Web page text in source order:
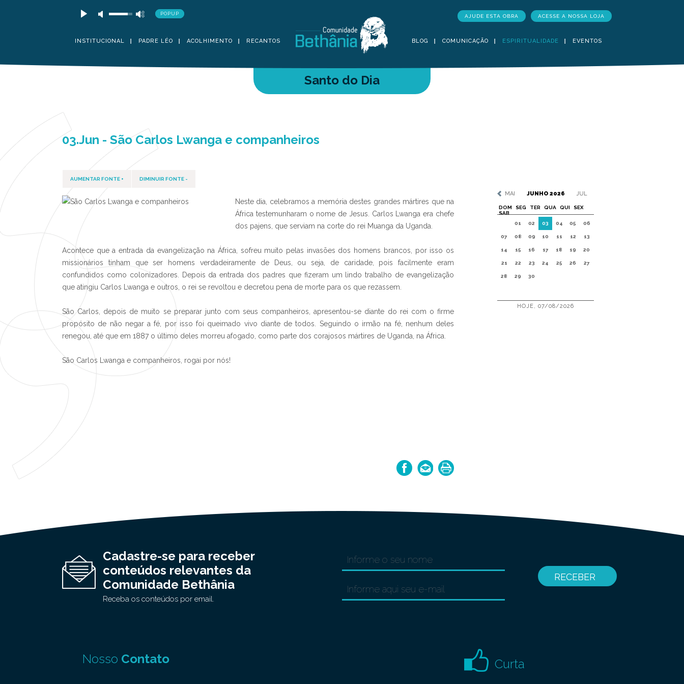
POPUP AJUDE ESTA OBRA ACESSE A NOSSA LOJA
INSTITUCIONAL PADRE LÉO ACOLHIMENTO RECANTOS BLOG COMUNICAÇÃO ESPIRITUALIDADE EVENTOS
Santo do Dia
03.Jun - São Carlos Lwanga e companheiros
MAI JUNHO 2026 JUL
DOM SEG TER QUA QUI
SEX
SAB
01
02 03 04 05 06
07 08 09 10 11 12 13
14 15 16 17 18 19 20
21 22 23 24 25 26 27
28 29 30
HOJE, 07/08/2026
AUMENTAR FONTE + DIMINUIR FONTE -
Neste dia, celebramos a memória destes grandes mártires que na
África testemunharam o nome de Jesus. Carlos Lwanga era chefe
dos pajens, que serviam na corte do rei Muanga da Uganda.
Acontece que a entrada da evangelização na África, sofreu muito pelas invasões dos homens brancos, por isso os
missionários tinham que ser homens verdadeiramente de Deus, ou seja, de caridade, pois facilmente eram
confundidos como colonizadores. Depois da entrada dos padres que fizeram um lindo trabalho de evangelização
que atingiu Carlos Lwanga e outros, o rei se revoltou e decretou pena de morte para os que rezassem.
São Carlos, depois de muito se preparar junto com seus companheiros, apresentou-se diante do rei com o firme
propósito de não negar a fé, por isso foi queimado vivo diante de todos. Seguindo o irmão na fé, nenhum deles
renegou, até que em 1887 o último deles morreu afogado, como parte dos corajosos mártires de Uganda, na África.
São Carlos Lwanga e companheiros, rogai por nós!
Cadastre-se para receber
conteúdos relevantes da
Comunidade Bethânia
Receba os conteúdos por email.
Nosso Contato Curta